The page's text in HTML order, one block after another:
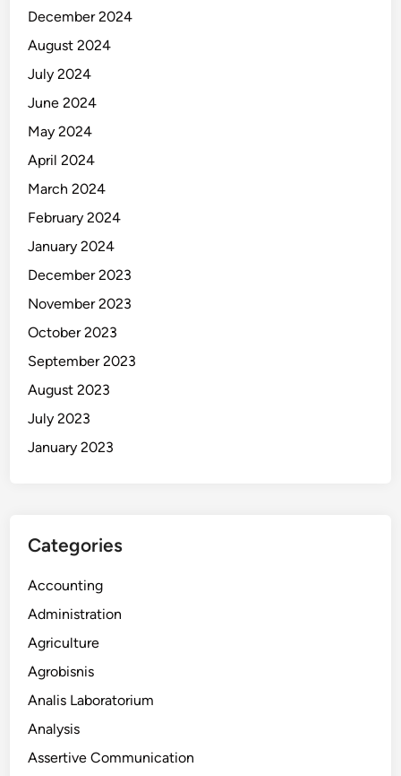
December 2024
August 2024
July 2024
June 2024
May 2024
April 2024
March 2024
February 2024
January 2024
December 2023
November 2023
October 2023
September 2023
August 2023
July 2023
January 2023
Categories
Accounting
Administration
Agriculture
Agrobisnis
Analis Laboratorium
Analysis
Assertive Communication